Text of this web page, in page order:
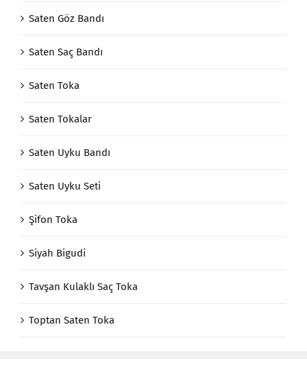
Saten Göz Bandı
Saten Saç Bandı
Saten Toka
Saten Tokalar
Saten Uyku Bandı
Saten Uyku Seti
Şifon Toka
Siyah Bigudi
Tavşan Kulaklı Saç Toka
Toptan Saten Toka